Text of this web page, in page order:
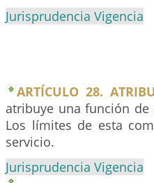
Jurisprudencia Vigencia
ARTÍCULO 28.
atribuye una función
Los límites de esta
servicio.
Jurisprudencia Vigencia